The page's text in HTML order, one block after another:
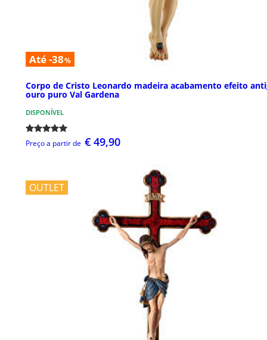
Até -38%
Corpo de Cristo Leonardo madeira acabamento efeito
ouro puro Val Gardena
DISPONÍVEL
Preço a partir de € 49,90
OUTLET